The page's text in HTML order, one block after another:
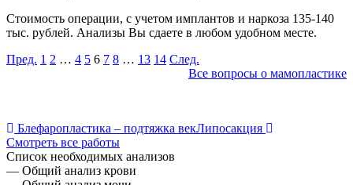
Стоимость операции, с учетом имплантов и наркоза 135-140
тыс. рублей. Анализы Вы сдаете в любом удобном месте.
Пред. 1 2 … 4 5 6 7 8 … 13 14 След.
Все вопросы о мамопластике
Навигация
по
записям
Блефаропластика – подтяжка векЛипосакция
Смотреть все работы
Список необходимых анализов
— Общий анализ крови